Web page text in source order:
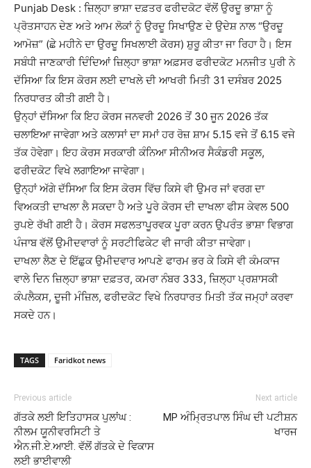
Punjab Desk : ਜ਼ਿਲ੍ਹਾ ਭਾਸ਼ਾ ਦਫ਼ਤਰ ਫਰੀਦਕੋਟ ਵੱਲੋਂ ਉਰਦੂ ਭਾਸ਼ਾ ਨੂੰ
ਪ੍ਰੋਤਸਾਹਨ ਦੇਣ ਅਤੇ ਆਮ ਲੋਕਾਂ ਨੂੰ ਉਰਦੂ ਸਿਖਾਉਣ ਦੇ ਉਦੇਸ਼ ਨਾਲ “ਉਰਦੂ
ਆਮੋਜ਼” (ਛੇ ਮਹੀਨੇ ਦਾ ਉਰਦੂ ਸਿਖਲਾਈ ਕੋਰਸ) ਸ਼ੁਰੂ ਕੀਤਾ ਜਾ ਰਿਹਾ ਹੈ। ਇਸ
ਸਬੰਧੀ ਜਾਣਕਾਰੀ ਦਿੰਦਿਆਂ ਜ਼ਿਲ੍ਹਾ ਭਾਸ਼ਾ ਅਫ਼ਸਰ ਫਰੀਦਕੋਟ ਮਨਜੀਤ ਪੁਰੀ ਨੇ
ਦੱਸਿਆ ਕਿ ਇਸ ਕੋਰਸ ਲਈ ਦਾਖਲੇ ਦੀ ਆਖਰੀ ਮਿਤੀ 31 ਦਸੰਬਰ 2025
ਨਿਰਧਾਰਤ ਕੀਤੀ ਗਈ ਹੈ।
ਉਨ੍ਹਾਂ ਦੱਸਿਆ ਕਿ ਇਹ ਕੋਰਸ ਜਨਵਰੀ 2026 ਤੋਂ 30 ਜੂਨ 2026 ਤੱਕ
ਚਲਾਇਆ ਜਾਵੇਗਾ ਅਤੇ ਕਲਾਸਾਂ ਦਾ ਸਮਾਂ ਹਰ ਰੋਜ਼ ਸ਼ਾਮ 5.15 ਵਜੇ ਤੋਂ 6.15 ਵਜੇ
ਤੱਕ ਹੋਵੇਗਾ। ਇਹ ਕੋਰਸ ਸਰਕਾਰੀ ਕੰਨਿਆ ਸੀਨੀਅਰ ਸੈਕੰਡਰੀ ਸਕੂਲ,
ਫਰੀਦਕੋਟ ਵਿਖੇ ਲਗਾਇਆ ਜਾਵੇਗਾ।
ਉਨ੍ਹਾਂ ਅੱਗੇ ਦੱਸਿਆ ਕਿ ਇਸ ਕੋਰਸ ਵਿੱਚ ਕਿਸੇ ਵੀ ਉਮਰ ਜਾਂ ਵਰਗ ਦਾ
ਵਿਅਕਤੀ ਦਾਖਲਾ ਲੈ ਸਕਦਾ ਹੈ ਅਤੇ ਪੂਰੇ ਕੋਰਸ ਦੀ ਦਾਖਲਾ ਫੀਸ ਕੇਵਲ 500
ਰੁਪਏ ਰੱਖੀ ਗਈ ਹੈ। ਕੋਰਸ ਸਫਲਤਾਪੂਰਵਕ ਪੂਰਾ ਕਰਨ ਉਪਰੰਤ ਭਾਸ਼ਾ ਵਿਭਾਗ
ਪੰਜਾਬ ਵੱਲੋਂ ਉਮੀਦਵਾਰਾਂ ਨੂੰ ਸਰਟੀਫਿਕੇਟ ਵੀ ਜਾਰੀ ਕੀਤਾ ਜਾਵੇਗਾ।
ਦਾਖਲਾ ਲੈਣ ਦੇ ਇੱਛੁਕ ਉਮੀਦਵਾਰ ਆਪਣੇ ਫਾਰਮ ਭਰ ਕੇ ਕਿਸੇ ਵੀ ਕੰਮਕਾਜ
ਵਾਲੇ ਦਿਨ ਜ਼ਿਲ੍ਹਾ ਭਾਸ਼ਾ ਦਫ਼ਤਰ, ਕਮਰਾ ਨੰਬਰ 333, ਜ਼ਿਲ੍ਹਾ ਪ੍ਰਸ਼ਾਸਕੀ
ਕੰਪਲੈਕਸ, ਦੂਜੀ ਮੰਜ਼ਿਲ, ਫਰੀਦਕੋਟ ਵਿਖੇ ਨਿਰਧਾਰਤ ਮਿਤੀ ਤੱਕ ਜਮ੍ਹਾਂ ਕਰਵਾ
ਸਕਦੇ ਹਨ।
TAGS Faridkot news
Previous article
ਗੱਤਕੇ ਲਈ ਇਤਿਹਾਸਕ ਪੁਲਾਂਘ :
ਨੀਲਮ ਯੂਨੀਵਰਸਿਟੀ ਤੇ
ਐਨ.ਜੀ.ਏ.ਆਈ. ਵੱਲੋਂ ਗੱਤਕੇ ਦੇ ਵਿਕਾਸ
ਲਈ ਭਾਈਵਾਲੀ
Next article
MP ਅੰਮ੍ਰਿਤਪਾਲ ਸਿੰਘ ਦੀ ਪਟੀਸ਼ਨ
ਖਾਰਜ